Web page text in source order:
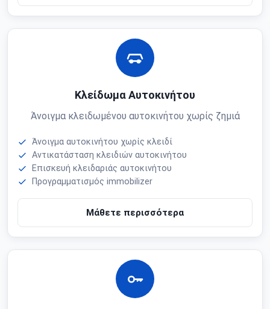
Κλείδωμα Αυτοκινήτου
Άνοιγμα κλειδωμένου αυτοκινήτου χωρίς ζημιά
Άνοιγμα αυτοκινήτου χωρίς κλειδί
Αντικατάσταση κλειδιών αυτοκινήτου
Επισκευή κλειδαριάς αυτοκινήτου
Προγραμματισμός immobilizer
Μάθετε περισσότερα